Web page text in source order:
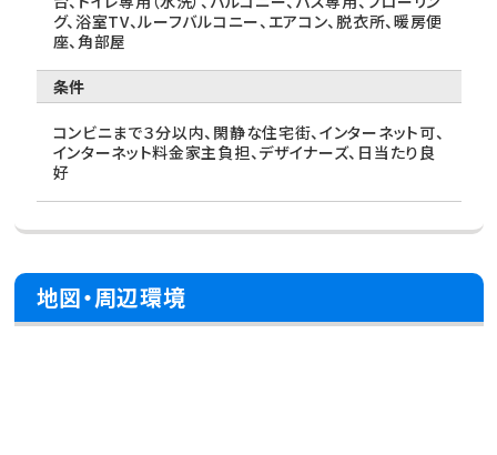
グ、浴室TV、ルーフバルコニー、エアコン、脱衣所、暖房便
座、角部屋
条件
コンビニまで３分以内、閑静な住宅街、インターネット可、
インターネット料金家主負担、デザイナーズ、日当たり良
好
地図・周辺環境